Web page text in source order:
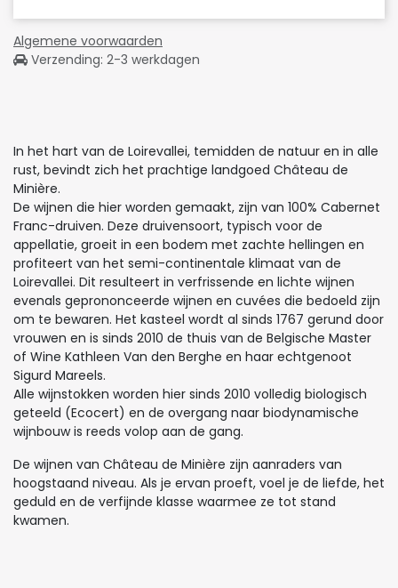
Algemene voorwaarden
Verzending: 2-3 werkdagen
In het hart van de Loirevallei, temidden de natuur en in alle
rust, bevindt zich het prachtige landgoed Château de
Minière.
De wijnen die hier worden gemaakt, zijn van 100% Cabernet
Franc-druiven. Deze druivensoort, typisch voor de
appellatie, groeit in een bodem met zachte hellingen en
profiteert van het semi-continentale klimaat van de
Loirevallei. Dit resulteert in verfrissende en lichte wijnen
evenals geprononceerde wijnen en cuvées die bedoeld zijn
om te bewaren. Het kasteel wordt al sinds 1767 gerund door
vrouwen en is sinds 2010 de thuis van de Belgische Master
of Wine Kathleen Van den Berghe en haar echtgenoot
Sigurd Mareels.
Alle wijnstokken worden hier sinds 2010 volledig biologisch
geteeld (Ecocert) en de overgang naar biodynamische
wijnbouw is reeds volop aan de gang.
De wijnen van Château de Minière zijn aanraders van
hoogstaand niveau. Als je ervan proeft, voel je de liefde, het
geduld en de verfijnde klasse waarmee ze tot stand
kwamen.